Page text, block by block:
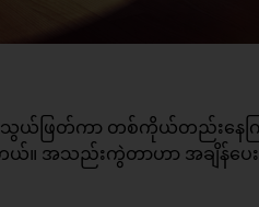
ြတ်ကာ တစ်ကိုယ်တည်းနေကြည့်
သည်းကွဲတာဟာ အချိန်ပေးပြီ